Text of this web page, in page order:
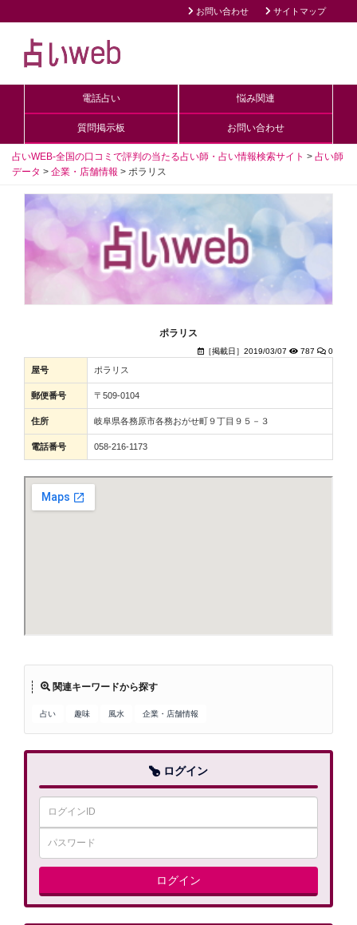
お問い合わせ サイトマップ
電話占い 悩み関連
質問掲示板 お問い合わせ
占いWEB-全国の口コミで評判の当たる占い師・占い情報検索サイト > 占い師
データ > 企業・店舗情報 > ポラリス
ポラリス
［掲載日］2019/03/07 787 0
屋号 ポラリス
郵便番号 〒509-0104
住所 岐阜県各務原市各務おがせ町９丁目９５－３
電話番号 058-216-1173
関連キーワードから探す
占い 趣味 風水 企業・店舗情報
ログイン
ログイン